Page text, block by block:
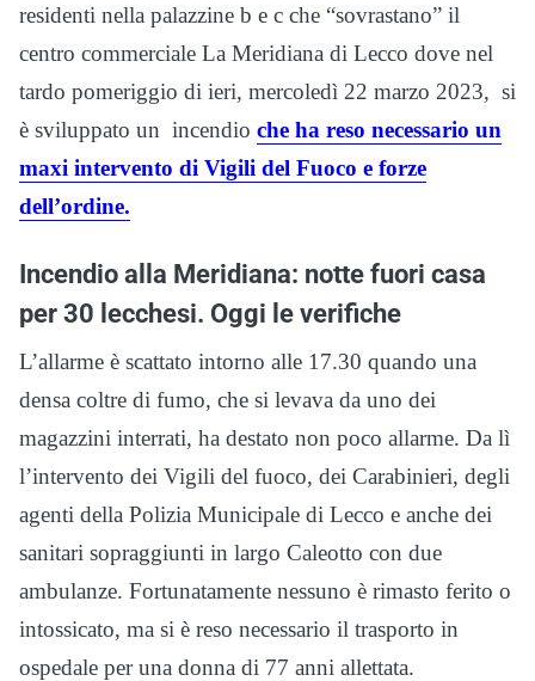
residenti nella palazzine b e c che “sovrastano” il
centro commerciale La Meridiana di Lecco dove nel
tardo pomeriggio di ieri, mercoledì 22 marzo 2023, si
è sviluppato un incendio che ha reso necessario un
maxi intervento di Vigili del Fuoco e forze
dell’ordine.
Incendio alla Meridiana: notte fuori casa
per 30 lecchesi. Oggi le verifiche
L’allarme è scattato intorno alle 17.30 quando una
densa coltre di fumo, che si levava da uno dei
magazzini interrati, ha destato non poco allarme. Da lì
l’intervento dei Vigili del fuoco, dei Carabinieri, degli
agenti della Polizia Municipale di Lecco e anche dei
sanitari sopraggiunti in largo Caleotto con due
ambulanze. Fortunatamente nessuno è rimasto ferito o
intossicato, ma si è reso necessario il trasporto in
ospedale per una donna di 77 anni allettata.